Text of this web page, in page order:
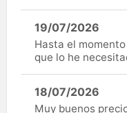
19/07/2026
Hasta el
que lo he
18/07/2026
Muy buenos